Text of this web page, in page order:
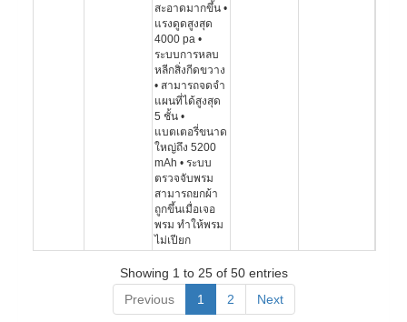
สะอาดมากขึ้น •
แรงดูดสูงสุด
4000 pa •
ระบบการหลบ
หลีกสิ่งกีดขวาง
• สามารถจดจำ
แผนที่ได้สูงสุด
5 ชั้น •
แบตเตอรี่ขนาด
ใหญ่ถึง 5200
mAh • ระบบ
ตรวจจับพรม
สามารถยกผ้า
ถูกขึ้นเมื่อเจอ
พรม ทำให้พรม
ไม่เปียก
Showing 1 to 25 of 50 entries
Previous
1 2 Next